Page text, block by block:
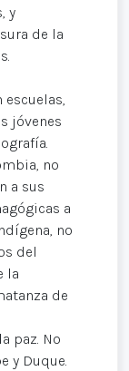
y
de la
jóvenes
no
a sus
a
no
del
la
de
paz. No
y Duque.